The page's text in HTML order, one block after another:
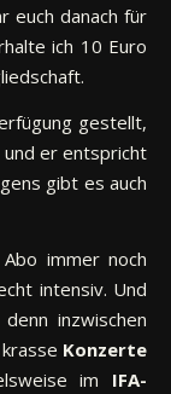
euch danach für
ich 10 Euro
gestellt,
und er entspricht
gibt es auch
immer noch
intensiv. Und
inzwischen
Konzerte
im IFA-